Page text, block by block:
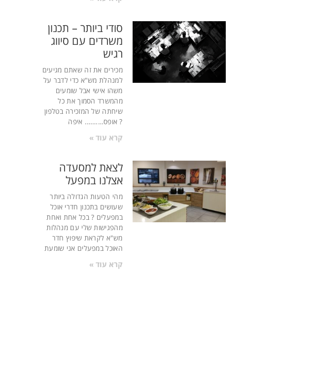
סודי ביותר – תכנון
משרדים עם סיווג
רגיש
מכירים את זה שאתם מגיעים
למנהלת מש"א כדי לדבר על
משהו אישי אבל שומעים
מהמשרד הסמוך את כל
שיחתה של המזכירה בטלפון
? אופס………. איפה
קרא עוד »
לצאת למסעדה
אצלנו במפעל
מהי הטעות הגדולה ביותר
שעושים בתכנון חדרי אוכל
במפעלים ? בכל אחת ואחת
מהפגישות שלי עם מנהלות
מש"א לקראת שיפוץ חדר
האוכל במפעלים אני שומעת
קרא עוד »